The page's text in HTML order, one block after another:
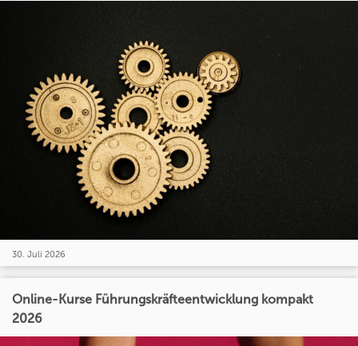
30. Juli 2026
Online-Kurse Führungskräfteentwicklung kompakt
2026